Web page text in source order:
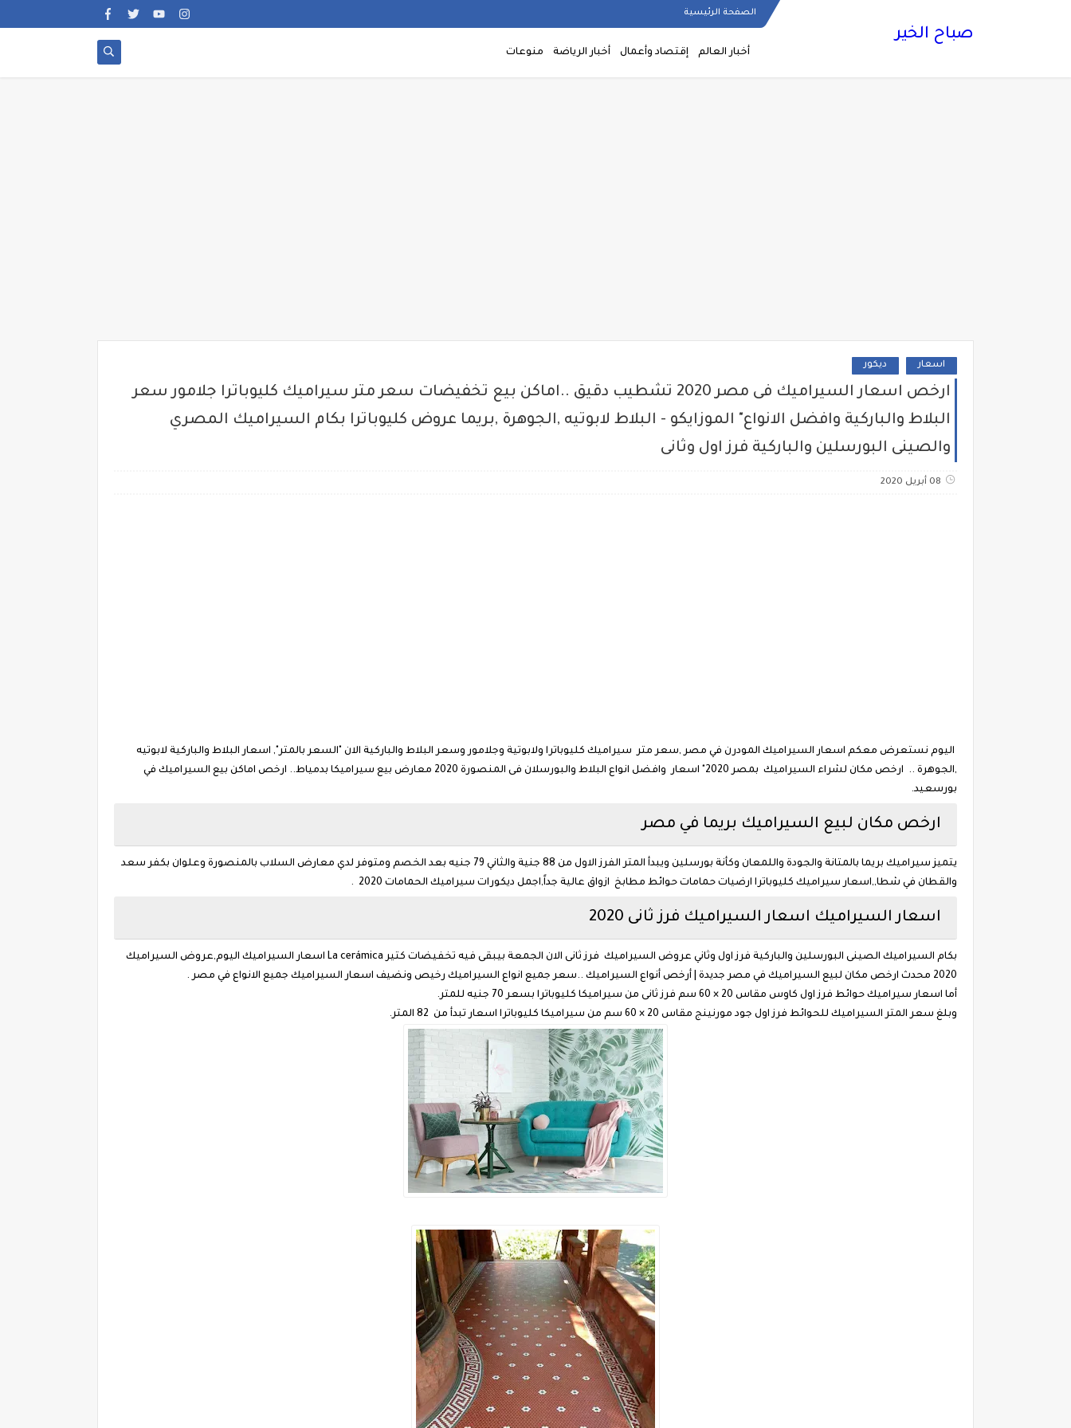
الصفحة الرئيسية
صباح الخير
أخبار العالم إقتصاد وأعمال أخبار الرياضة منوعات
اسعار ديكور
ارخص اسعار السيراميك فى مصر 2020 تشطيب دقيق ..اماكن بيع تخفيضات سعر متر سيراميك كليوباترا جلامور سعر
البلاط والباركية وافضل الانواع" الموزايكو - البلاط لابوتيه ,الجوهرة ,بريما عروض كليوباترا بكام السيراميك المصري
والصينى البورسلين والباركية فرز اول وثانى
08 أبريل 2020
اليوم نستعرض معكم اسعار السيراميك المودرن في مصر ,سعر متر سيراميك كليوباترا ولابوتية وجلامور وسعر البلاط والباركية الان "السعر بالمتر", اسعار البلاط والباركية لابوتيه
,الجوهرة .. ارخص مكان لشراء السيراميك بمصر 2020" اسعار وافضل انواع البلاط والبورسلان فى المنصورة 2020 معارض بيع سيراميكا بدمياط.. ارخص اماكن بيع السيراميك في
بورسعيد.
ارخص مكان لبيع السيراميك بريما في مصر
يتميز سيراميك بريما بالمتانة والجودة واللمعان وكأنة بورسلين ويبدأ المتر الفرز الاول من 88 جنية والثاني 79 جنيه بعد الخصم ومتوفر لدي معارض السلاب بالمنصورة وعلوان بكفر سعد
والقطان في شطا,,اسعار سيراميك كليوباترا ارضيات حمامات حوائط مطابخ ازواق عالية جداً,اجمل ديكورات سيراميك الحمامات 2020 .
اسعار السيراميك اسعار السيراميك فرز ثانى 2020
بكام السيراميك الصينى البورسلين والباركية فرز اول وثاني عروض السيراميك فرز ثانى الان الجمعة بيبقى فيه تخفيضات كتير La cerámica اسعار السيراميك اليوم,عروض السيراميك
2020 محدث ارخص مكان لبيع السيراميك في مصر جديدة | أرخص أنواع السيراميك ..سعر جميع انواع السيراميك رخيص ونضيف اسعار السيراميك جميع الانواع في مصر .
أما اسعار سيراميك حوائط فرز اول كاوس مقاس 20 × 60 سم فرز ثانى من سيراميكا كليوباترا بسعر 70 جنيه للمتر.
وبلغ سعر المتر السيراميك للحوائط فرز اول جود مورنينج مقاس 20 × 60 سم من سيراميكا كليوباترا اسعار تبدأ من 82 المتر.